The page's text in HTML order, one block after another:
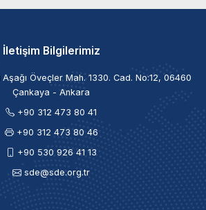
İletişim Bilgilerimiz
Aşağı Öveçler Mah. 1330. Cad. No:12, 06460
Çankaya - Ankara
+90 312 473 80 41
+90 312 473 80 46
+90 530 926 41 13
sde@sde.org.tr